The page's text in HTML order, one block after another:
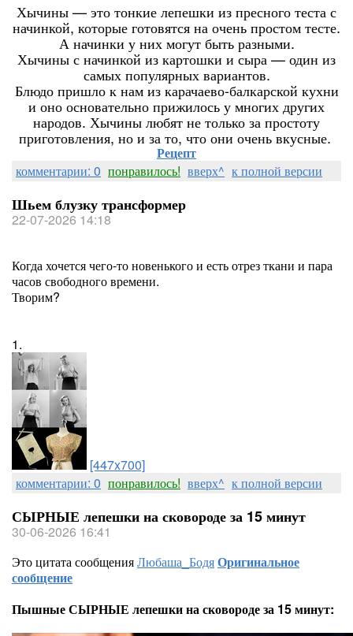
Хычины — это тонкие лепешки из пресного теста с
начинкой, которые готовятся на очень простом тесте.
А начинки у них могут быть разными.
Хычины с начинкой из картошки и сыра — один из
самых популярных вариантов.
Блюдо пришло к нам из карачаево-балкарской кухни
и оно основательно прижилось у многих других
народов. Хычины любят не только за простоту
приготовления, но и за то, что они очень вкусные.
Рецепт
комментарии: 0 понравилось! вверх^ к полной версии
Шьем блузку трансформер
22-07-2026 14:18
Когда хочется чего-то новенького и есть отрез ткани и пара
часов свободного времени.
Творим?
1.
[447x700]
комментарии: 0 понравилось! вверх^ к полной версии
СЫРНЫЕ лепешки на сковороде за 15 минут
30-06-2026 16:41
Это цитата сообщенияЛюбаша_БодяОригинальное
сообщение
Пышные СЫРНЫЕ лепешки на сковороде за 15 минут: